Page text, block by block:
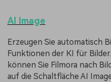
AI Image
Erzeugen Sie automatisch
Funktionen der KI für
können Sie Filmora nach
auf die Schaltfläche AI